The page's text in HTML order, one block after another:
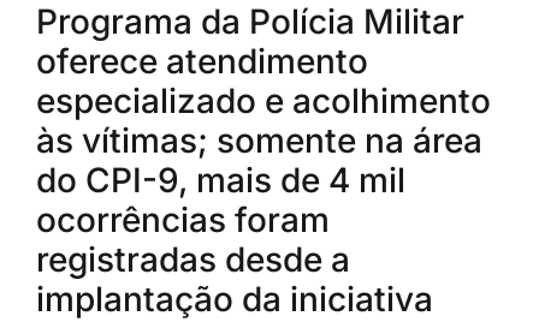
Programa da Polícia Militar
oferece atendimento
especializado e acolhimento
às vítimas; somente na área
do CPI-9, mais de 4 mil
ocorrências foram
registradas desde a
implantação da iniciativa